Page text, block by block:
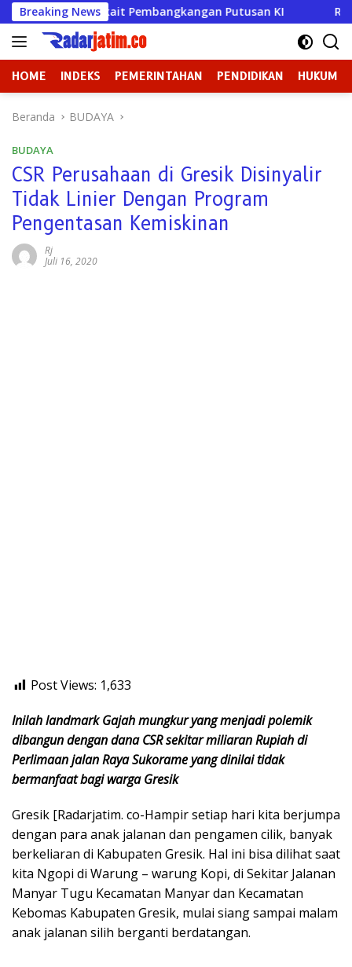
Langsung
ke
konten
Breaking News
Terkait Pembangkangan Putusan KI Ratusan
HOME INDEKS PEMERINTAHAN PENDIDIKAN HUKUM
Beranda BUDAYA
BUDAYA
CSR Perusahaan di Gresik Disinyalir
Tidak Linier Dengan Program
Pengentasan Kemiskinan
Rj
Juli 16, 2020
Post Views: 1,633
Inilah landmark Gajah mungkur yang menjadi polemik
dibangun dengan dana CSR sekitar miliaran Rupiah di
Perlimaan jalan Raya Sukorame yang dinilai tidak
bermanfaat bagi warga Gresik
Gresik [Radarjatim. co-Hampir setiap hari kita berjumpa
dengan para anak jalanan dan pengamen cilik, banyak
berkeliaran di Kabupaten Gresik. Hal ini bisa dilihat saat
kita Ngopi di Warung – warung Kopi, di Sekitar Jalanan
Manyar Tugu Kecamatan Manyar dan Kecamatan
Kebomas Kabupaten Gresik, mulai siang sampai malam
anak jalanan silih berganti berdatangan.